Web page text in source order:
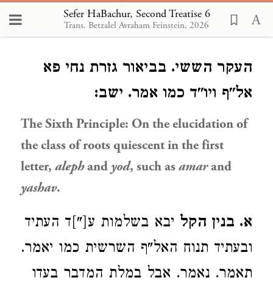
Sefer HaBachur, Second Treatise 6
Trans. Betzalel Avraham Feinstein, 2026
Loading...
העקר הששי. בביאור גזרת נחי פא
אל"ף ויו"ד כמו אמר. ישב:
The Sixth Principle: On the elucidation of
the class of roots quiescent in the first
letter, alephandyod, such asamarand
yashav.
א. בנין הקל יבא בשלמות ע["]ד העתיד
ובעתיד תנוח האל"ף השרשית כמו יאמר.
תאמר. נאמר. אבל במלת המדבר בעדו